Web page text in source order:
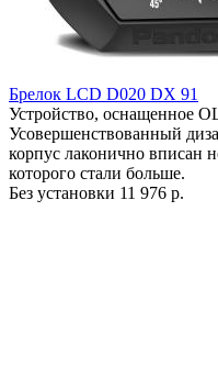
Брелок LCD D020 DX 91
Устройство, оснащенное
Усовершенствованный
корпус лаконично вписан
которого стали больше.
Без установки 11 976 р.